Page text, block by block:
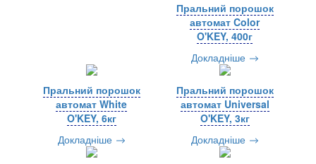
Пральний порошок
автомат Color
O'KEY, 400г
Докладніше
Пральний порошок
автомат White
O'KEY, 6кг
Докладніше
Пральний порошок
автомат Universal
O'KEY, 3кг
Докладніше